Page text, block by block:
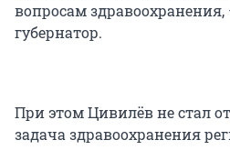
вопросам
губернатор.
При этом Цивилёв не стал
задача здравоохранения